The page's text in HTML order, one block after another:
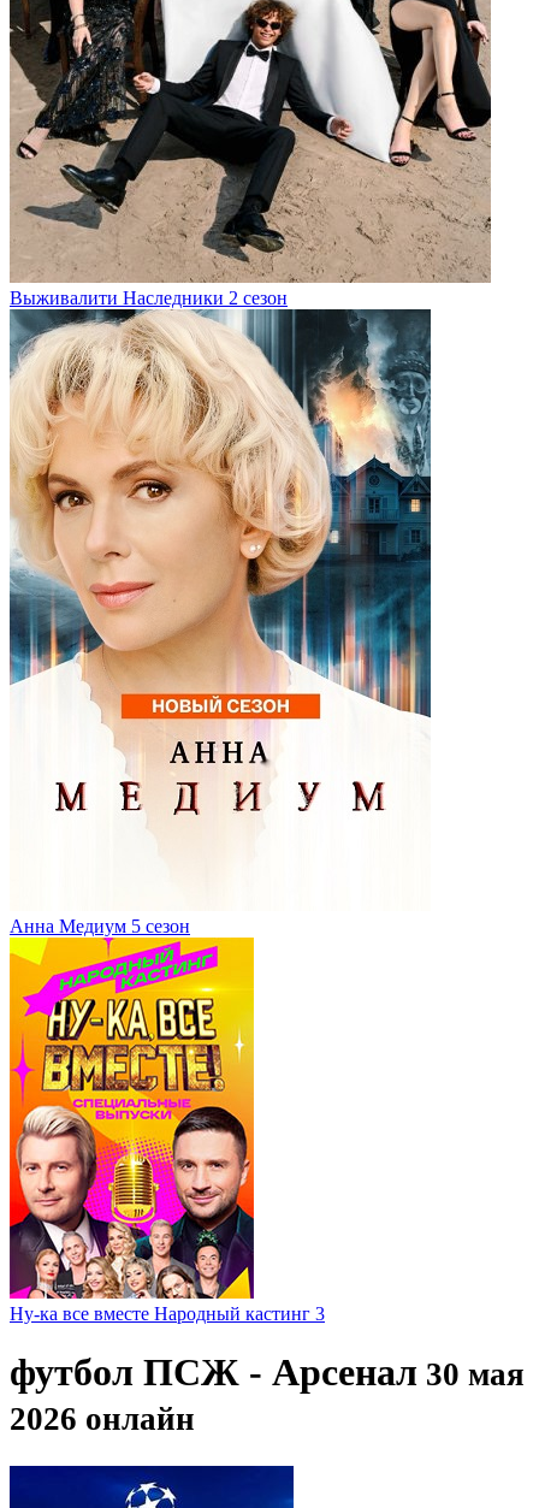
Выживалити Наследники 2 сезон
Анна Медиум 5 сезон
Ну-ка все вместе Народный кастинг 3
футбол ПСЖ - Арсенал 30 мая
2026 онлайн